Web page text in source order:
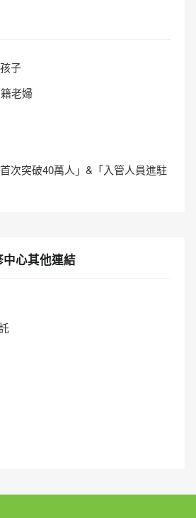
子
老婦
次突破40萬人」&「入管人員進駐
心其他連結